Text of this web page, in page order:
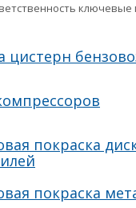
цистерн
покраска
покраска